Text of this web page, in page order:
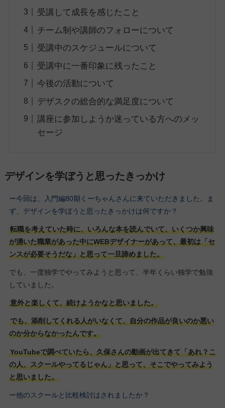
受講して成長を感じたこと
チーム制や講師のフォローについて
受講中のスケジュールについて
受講中に一番印象に残ったこと
今後の活動について
デザスクの総合的な満足度について
講座に参加しようか迷っている方へのメッ
セージ
デザインを学ぼうと思ったきっかけ
ー今回は、入門編80期くーちゃんさんに来ていただきました。ま
ず、デザインを学ぼうと思ったきっかけは何ですか？
転職を考えていた時に、いろんな本を読んでいて、いくつか興味
が湧いた職業があった中にWEBデザイナーがあって、最初は「セ
ンスが必要そうだな」と思って一旦諦めました。
でも、一度独学でやってみようと思って、半年くらい独学で勉強
していました。
意外と楽しくて、続けようかなと思いました。
でも、添削してくれる人がいなくて、自分の作品が良いのか悪い
のか分からなかったんです。
YouTubeで調べていたら、久保さんの動画が出てきて「あれ？こ
の人、スクールやってるじゃん」と思って、そこでやってみよう
と思いました。
ー他のスクールと比較検討はされましたか？